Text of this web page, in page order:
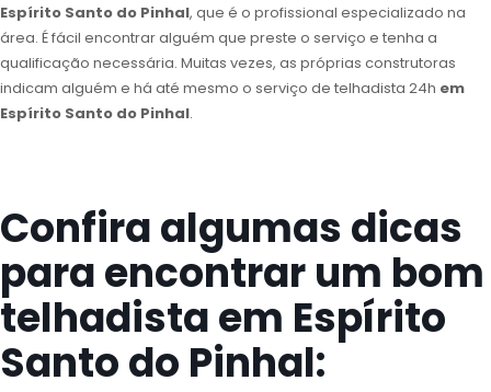
Espírito Santo do Pinhal, que é o profissional especializado na
área. É fácil encontrar alguém que preste o serviço e tenha a
qualificação necessária. Muitas vezes, as próprias construtoras
indicam alguém e há até mesmo o serviço de telhadista 24h em
Espírito Santo do Pinhal.
Confira algumas dicas
para encontrar um bom
telhadista em Espírito
Santo do Pinhal: